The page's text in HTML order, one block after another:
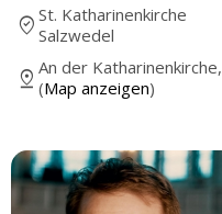
where_to_vote St. Katharinenkirche
Salzwedel
pin_drop An der Katharinenkirche,
(Map anzeigen)